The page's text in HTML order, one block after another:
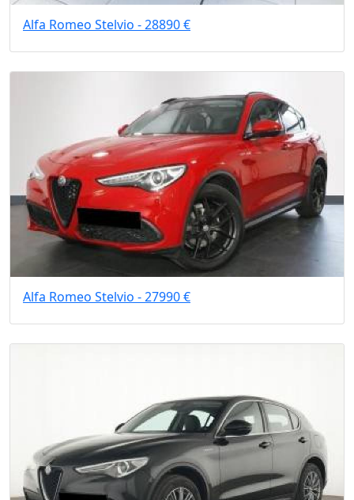
Alfa Romeo Stelvio - 28890 €
Alfa Romeo Stelvio - 27990 €